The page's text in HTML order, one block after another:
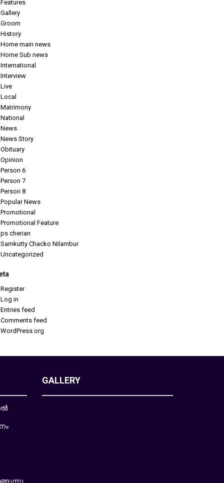
Features
Gallery
Groom
History
Home main news
Home Sub news
International
Interview
Live
Local
Matrimony
National
News
News Story
Obituary
Opinion
Person 6
Person 7
Person 8
Popular News
Promotional
Promotional Feature
ps cherian
Samkutty Chacko Nilambur
Uncategorized
Register
Log in
Entries feed
Comments feed
WordPress.org
GALLERY